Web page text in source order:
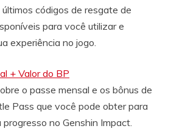
códigos de resgate de
para você utilizar e
experiência no jogo.
+ Valor do BP
o passe mensal e os bônus de
Pass que você pode obter para
progresso no Genshin Impact.